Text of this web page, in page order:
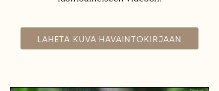
LÄHETÄ KUVA HAVAINTOKIRJAAN